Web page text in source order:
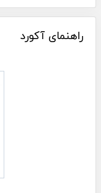
راهنمای آکورد